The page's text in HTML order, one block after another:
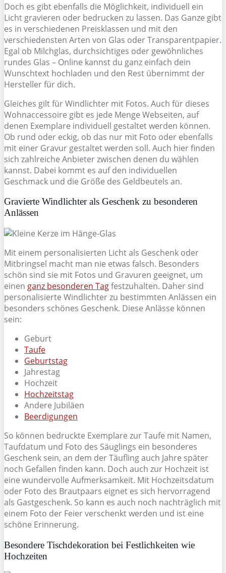
Doch es gibt ebenfalls die Möglichkeit, individuell ein
Licht gravieren oder bedrucken zu lassen. Das Ganze gibt
es in verschiedenen Preisklassen und mit den
verschiedensten Arten von Glas oder Transparentpapier.
Egal ob Milchglas, durchsichtiges oder gewöhnliches
rundes Glas – Online kannst du ganz einfach dein
Wunschtext hochladen und den Rest übernimmt der
Hersteller für dich.
Gleiches gilt für Windlichter mit Fotos. Auch für dieses
Wohnaccessoire gibt es jede Menge Webseiten, auf
denen Exemplare individuell gestaltet werden können.
Ob rund oder eckig, ob das nur mit Foto oder ebenfalls
mit einer Gravur gestaltet werden soll. Auch hier finden
sich zahlreiche Anbieter zwischen denen du wählen
kannst. Dabei kommt es auf den individuellen
Geschmack und die Größe des Geldbeutels an.
Gravierte Windlichter als Geschenk zu besonderen
Anlässen
Mit einem personalisierten Licht als Geschenk oder
Mitbringsel macht man nie etwas falsch. Besonders
schön sind sie mit Fotos und Gravuren geeignet, um
einen ganz besonderen Tagfestzuhalten. Daher sind
personalisierte Windlichter zu bestimmten Anlässen ein
besonders schönes Geschenk. Diese Anlässe können
sein:
Geburt
Taufe
Geburtstag
Jahrestag
Hochzeit
Hochzeitstag
Andere Jubiläen
Beerdigungen
So können bedruckte Exemplare zur Taufe mit Namen,
Taufdatum und Foto des Säuglings ein besonderes
Geschenk sein, an dem der Täufling auch Jahre später
noch Gefallen finden kann. Doch auch zur Hochzeit ist
eine wundervolle Aufmerksamkeit. Mit Hochzeitsdatum
oder Foto des Brautpaars eignet es sich hervorragend
als Gastgeschenk. So kann es auch noch nachträglich mit
einem Foto der Feier verschenkt werden und ist eine
schöne Erinnerung.
Besondere Tischdekoration bei Festlichkeiten wie
Hochzeiten